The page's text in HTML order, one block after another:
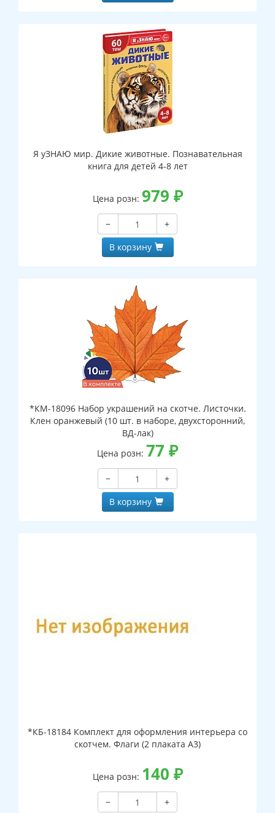
Я уЗНАЮ мир. Дикие животные. Познавательная
книга для детей 4-8 лет
Цена розн: 979 ₽
−
+
В корзину
*КМ-18096 Набор украшений на скотче. Листочки.
Клен оранжевый (10 шт. в наборе, двухсторонний,
ВД-лак)
Цена розн: 77 ₽
−
+
В корзину
*КБ-18184 Комплект для оформления интерьера со
скотчем. Флаги (2 плаката А3)
Цена розн: 140 ₽
− +